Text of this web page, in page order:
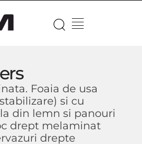
Foaia de usa
si cu
din lemn si panouri
drept melaminat
drepte